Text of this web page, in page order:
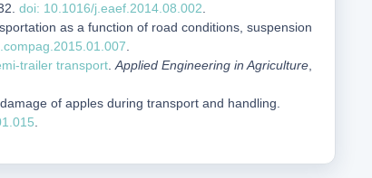
doi: 10.1016/j.eaef.2014.08.002
as a function of road conditions, suspension
trailer transport Applied Engineering in Agriculture
of apples during transport and handling.